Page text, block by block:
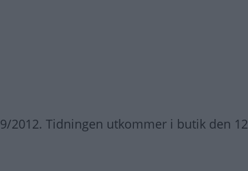
2012. Tidningen utkommer i butik den